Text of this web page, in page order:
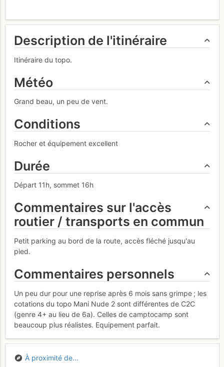
Description de l'itinéraire
Itinéraire du topo.
Météo
Grand beau, un peu de vent.
Conditions
Rocher et équipement excellent
Durée
Départ 11h, sommet 16h
Commentaires sur l'accès
routier / transports en commun
Petit parking au bord de la route, accès fléché jusqu'au
pied.
Commentaires personnels
Un peu dur pour une reprise après 6 mois sans grimpe ; les
cotations du topo Mani Nude 2 sont différentes de C2C
(genre 4+ au lieu de 6a). Celles de camptocamp sont
beaucoup plus réalistes. Equipement parfait.
À proximité de...